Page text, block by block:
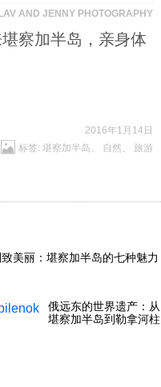
AND JENNY PHOTOGRAPHY
察加半岛，亲身体
2016年1月14日
标签: 堪察加半岛 、 自然 、 旅游
美丽：堪察加半岛的七种魅力
俄远东的世界遗产：从
堪察加半岛到勒拿河柱